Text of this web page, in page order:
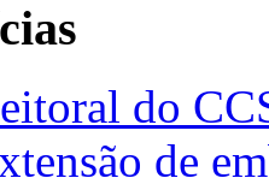
do
de